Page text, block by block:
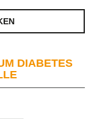
DIABETES